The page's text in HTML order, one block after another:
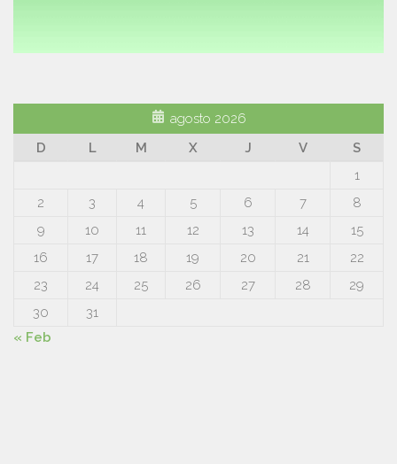
agosto 2026
D
L M X J V
S
1
2
3 4 5 6 7
8
9
10 11 12 13 14
15
16
17 18 19 20 21
22
23
24 25 26 27 28
29
30
31
« Feb